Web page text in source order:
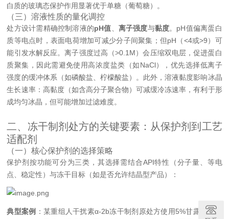
白质的玻璃态保护作用显著优于单糖（葡萄糖）。
（三）溶液性质的量化调控
处方设计需精确控制溶液的pH值 离子强度与黏度。pH值偏离蛋白
质等电点时，表面电荷增加可减少分子间聚集；但pH（<4或>9）可
能引发水解反应。离子强度过高（>0.1M）会压缩双电层，促进蛋白
质聚集，因此需避免使用高浓度盐类（如NaCl），优先选择低离子
强度的缓冲体系（如磷酸盐、柠檬酸盐）。此外，溶液黏度影响冰晶
生长速率：高黏度（如含高分子聚合物）可减缓冷冻速率，有利于形
成均匀冰晶，但可能增加过滤难度。
二、冻干制剂处方的关键要素：从保护剂到工艺
适配剂
（一）核心保护剂的选择策略
保护剂按功能可分为三类，其选择需结合API特性（分子量、等电
点、稳定性）与冻干目标（如是否允许结晶型产品）：
典型案例 ：某重组人干扰素α-2b冻干制剂原处方使用5%甘露醇作为